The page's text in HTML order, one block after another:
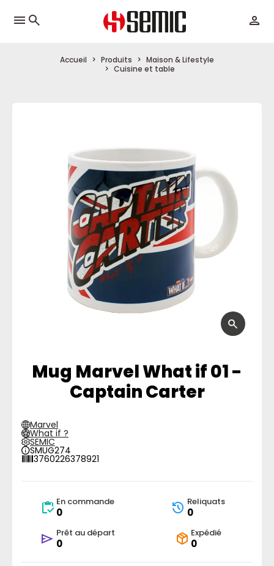
menu
Accueil Produits
Maison & Lifestyle
Cuisine et table
Mug Marvel What if 01 -
Captain Carter
Marvel
What if ?
SEMIC
SMUG274
3760226378921
En commande
0
Reliquats
0
Prêt au départ
0
Expédié
0